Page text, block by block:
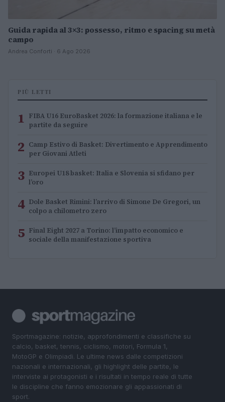
Guida rapida al 3×3: possesso, ritmo e spacing su metà
campo
Andrea Conforti · 6 Ago 2026
PIÙ LETTI
1 FIBA U16 EuroBasket 2026: la formazione italiana e le
partite da seguire
2 Camp Estivo di Basket: Divertimento e Apprendimento
per Giovani Atleti
3 Europei U18 basket: Italia e Slovenia si sfidano per
l’oro
4 Dole Basket Rimini: l’arrivo di Simone De Gregori, un
colpo a chilometro zero
5 Final Eight 2027 a Torino: l’impatto economico e
sociale della manifestazione sportiva
Sportmagazine: notizie, approfondimenti e classifiche su
calcio, basket, tennis, ciclismo, motori, Formula 1,
MotoGP e Olimpiadi. Le ultime news dalle competizioni
nazionali e internazionali, gli highlight delle partite, le
interviste ai protagonisti e i risultati in tempo reale di tutte
le discipline che fanno emozionare gli appassionati di
sport.